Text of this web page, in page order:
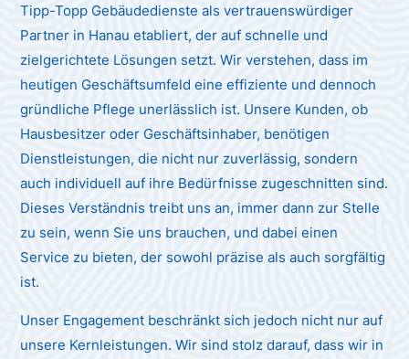
Tipp-Topp Gebäudedienste als vertrauenswürdiger
Partner in Hanau etabliert, der auf schnelle und
zielgerichtete Lösungen setzt. Wir verstehen, dass im
heutigen Geschäftsumfeld eine effiziente und dennoch
gründliche Pflege unerlässlich ist. Unsere Kunden, ob
Hausbesitzer oder Geschäftsinhaber, benötigen
Dienstleistungen, die nicht nur zuverlässig, sondern
auch individuell auf ihre Bedürfnisse zugeschnitten sind.
Dieses Verständnis treibt uns an, immer dann zur Stelle
zu sein, wenn Sie uns brauchen, und dabei einen
Service zu bieten, der sowohl präzise als auch sorgfältig
ist.
Unser Engagement beschränkt sich jedoch nicht nur auf
unsere Kernleistungen. Wir sind stolz darauf, dass wir in